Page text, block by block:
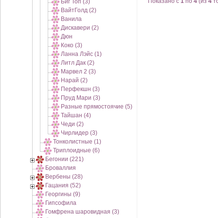
Биг Топ (3)
ВайтГолд (2)
Ванила
Дискавери (2)
Дюн
Коко (3)
Ланна Лэйс (1)
Литл Дак (2)
Марвел 2 (3)
Нарай (2)
Перфекшн (3)
Пруд Мари (3)
Разные прямостоячие (5)
Тайшан (4)
Чеди (2)
Чирлидер (3)
Тонколистные (1)
Триплоидные (6)
Бегонии (221)
Броваллия
Вербены (28)
Гацания (52)
Георгины (9)
Гипсофила
Гомфрена шаровидная (3)